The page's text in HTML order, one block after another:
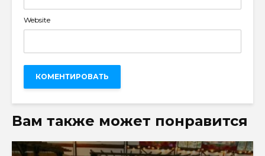
Website
Вам также может понравится